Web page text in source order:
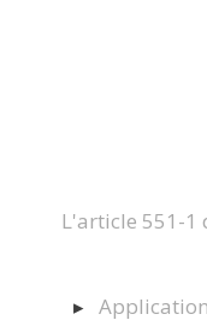
L'article 551-1